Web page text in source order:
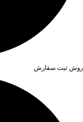
روش ثبت سفارش